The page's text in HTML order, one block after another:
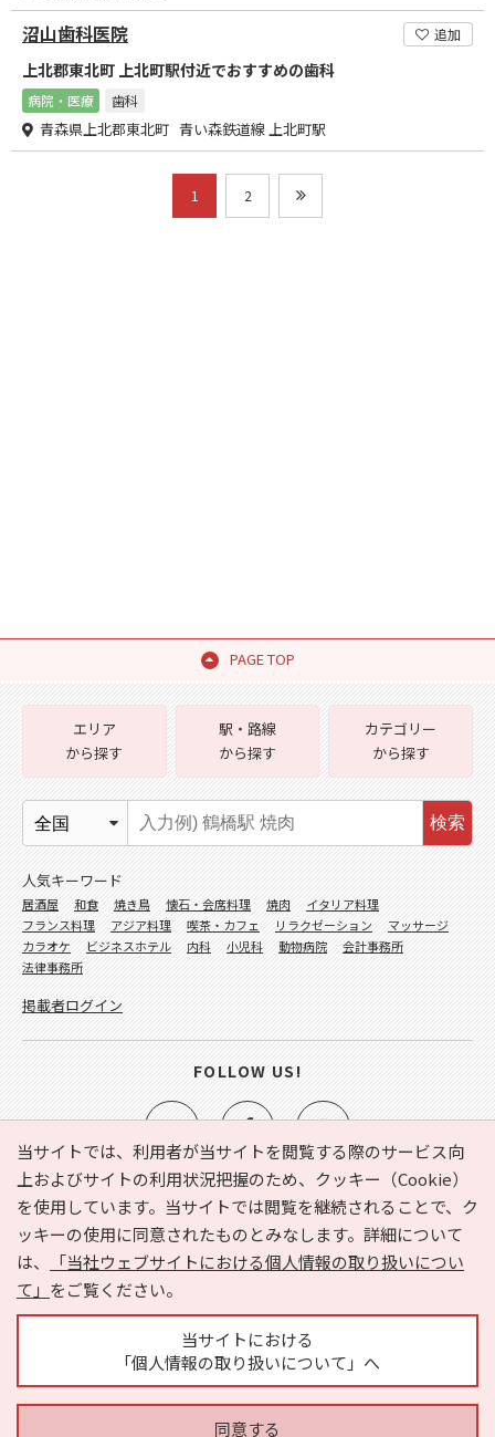
沼山歯科医院 追加
上北郡東北町 上北町駅付近でおすすめの歯科
病院・医療 歯科
青森県上北郡東北町 青い森鉄道線 上北町駅
1 2
PAGE TOP
当サイトでは、利用者が当サイトを閲覧する際のサービス向
上およびサイトの利用状況把握のため、クッキー（Cookie）
を使用しています。当サイトでは閲覧を継続されることで、ク
ッキーの使用に同意されたものとみなします。詳細について
は、
「当社ウェブサイトにおける個人情報の取り扱いについ
て」 をご覧ください。
当サイトにおける
「個人情報の取り扱いについて」へ
同意する
e-NAVITA（イーナビタ）とは？ お気に入り
ヘルプ
利用規約
個人情報の取り扱いについて
運営会社
サイトマップ
広告掲載に関するお問い合わせ
エリア
から探す
駅・路線
から探す
カテゴリー
から探す
検索
人気キーワード
居酒屋 和食 焼き鳥 懐石・会席料理 焼肉
イタリア料理
フランス料理
アジア料理 喫茶・カフェ リラクゼーション
マッサージ
カラオケ
ビジネスホテル 内科 小児科 動物病院
会計事務所
法律事務所
掲載者ログイン
FOLLOW US!